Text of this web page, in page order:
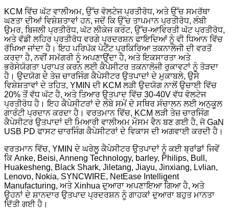
KCM ਵਿੱਚ ਘੱਟ ਵਾਲੀਅਮ, ਉੱਚ ਵੋਲਟੇਜ ਪ੍ਰਤੀਰੋਧ, ਅਤੇ ਉੱਚ ਸਮਰੱਥਾ
ਘਣਤਾ ਦੀਆਂ ਵਿਸ਼ੇਸ਼ਤਾਵਾਂ ਹਨ, ਜਦੋਂ ਕਿ ਉੱਚ ਤਾਪਮਾਨ ਪ੍ਰਤੀਰੋਧ, ਲੰਬੀ
ਉਮਰ, ਬਿਜਲੀ ਪ੍ਰਤੀਰੋਧ, ਘੱਟ ਲੀਕੇਜ ਕਰੰਟ, ਉੱਚ-ਆਵਿਰਤੀ ਘੱਟ ਪ੍ਰਤੀਰੋਧ,
ਅਤੇ ਵੱਡੀ ਲਹਿਰ ਪ੍ਰਤੀਰੋਧ ਵਰਗੇ ਪ੍ਰਦਰਸ਼ਨ ਫਾਇਦਿਆਂ ਨੂੰ ਵੀ ਧਿਆਨ ਵਿੱਚ
ਰੱਖਿਆ ਜਾਂਦਾ ਹੈ। ਇਹ ਪਰਿਪੱਕ ਪੇਟੈਂਟ ਪ੍ਰਕਿਰਿਆ ਤਕਨਾਲੋਜੀ ਦੀ ਵਰਤੋਂ
ਕਰਦਾ ਹੈ, ਨਵੀਂ ਸਮੱਗਰੀ ਨੂੰ ਅਪਣਾਉਂਦਾ ਹੈ, ਅਤੇ ਇਕਸਾਰਤਾ ਅਤੇ
ਭਰੋਸੇਯੋਗਤਾ ਪ੍ਰਾਪਤ ਕਰਨ ਲਈ ਕੈਪੇਸੀਟਰ ਤਕਨਾਲੋਜੀ ਰੁਕਾਵਟਾਂ ਨੂੰ ਤੋੜਦਾ
ਹੈ। ਉਦਯੋਗ ਦੇ ਤੇਜ਼ ਚਾਰਜਿੰਗ ਕੈਪੇਸੀਟਰ ਉਤਪਾਦਾਂ ਦੇ ਮੁਕਾਬਲੇ, ਉਸੇ
ਵਿਸ਼ੇਸ਼ਤਾਵਾਂ ਦੇ ਤਹਿਤ, YMIN ਦੀ KCM ਲੜੀ ਉਦਯੋਗ ਨਾਲੋਂ ਉਚਾਈ ਵਿੱਚ
20% ਤੋਂ ਵੱਧ ਘੱਟ ਹੈ, ਅਤੇ ਤਿਆਰ ਉਤਪਾਦ ਵਿੱਚ 30-40V ਵੱਧ ਵੋਲਟੇਜ
ਪ੍ਰਤੀਰੋਧ ਹੈ। ਇਹ ਕੈਪੇਸੀਟਰਾਂ ਦੇ ਲੰਬੇ ਸਮੇਂ ਦੇ ਸਥਿਰ ਸੰਚਾਲਨ ਲਈ ਅਨੁਕੂਲ
ਗਾਰੰਟੀ ਪ੍ਰਦਾਨ ਕਰਦਾ ਹੈ। ਵਰਤਮਾਨ ਵਿੱਚ, KCM ਲੜੀ ਤੇਜ਼ ਚਾਰਜਿੰਗ
ਕੈਪੇਸੀਟਰ ਉਤਪਾਦਾਂ ਦੀ ਮਿਆਰੀ ਵਾਲੀਅਮ ਮੌਸਮ ਵੈਨ ਬਣ ਗਈ ਹੈ, ਜੋ GaN
USB PD ਫਾਸਟ ਚਾਰਜਿੰਗ ਕੈਪੇਸੀਟਰਾਂ ਦੇ ਵਿਕਾਸ ਦੀ ਅਗਵਾਈ ਕਰਦੀ ਹੈ।
ਵਰਤਮਾਨ ਵਿੱਚ, YMIN ਦੇ ਘਰੇਲੂ ਕੈਪੇਸੀਟਰ ਉਤਪਾਦਾਂ ਨੂੰ ਕਈ ਬ੍ਰਾਂਡਾਂ ਜਿਵੇਂ
ਕਿ Anke, Beisi, Anneng Technology, barley, Philips, Bull,
Huakesheng, Black Shark, Jiletang, Jiayu, Jinxiang, Lvlian,
Lenovo, Nokia, SYNCWIRE, NetEase Intelligent
Manufacturing, ਅਤੇ Xinhua ਦੁਆਰਾ ਅਪਣਾਇਆ ਗਿਆ ਹੈ, ਅਤੇ
ਉਹਨਾਂ ਦੇ ਸ਼ਾਨਦਾਰ ਉਤਪਾਦ ਪ੍ਰਦਰਸ਼ਨ ਨੂੰ ਗਾਹਕਾਂ ਦੁਆਰਾ ਬਹੁਤ ਮਾਨਤਾ
ਦਿੱਤੀ ਗਈ ਹੈ।